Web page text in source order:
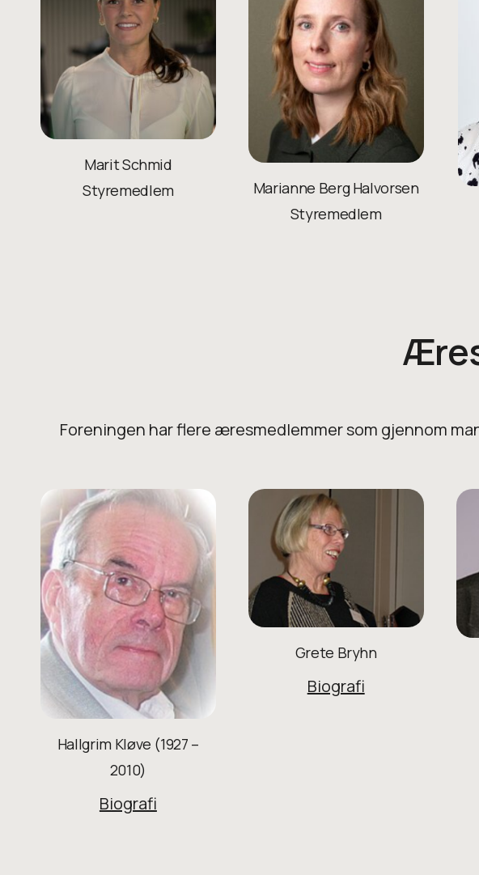
Marit Schmid
Styremedlem
Marianne Berg Halvorsen
Styremedlem
Foreningen har flere æresmedlemmer som gjennom
Hallgrim Kløve (1927 –
2010)
Biografi
Grete Bryhn
Biografi